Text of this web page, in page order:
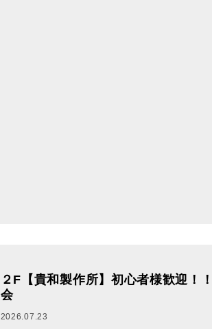
２F【貴和製作所】初心者様歓迎！
会
2026.07.23